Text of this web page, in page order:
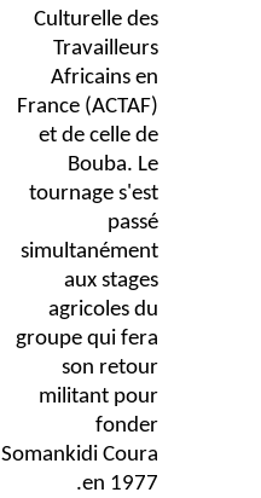
Culturelle des
Travailleurs
Africains en
France (ACTAF)
et de celle de
Bouba. Le
tournage s'est
passé
simultanément
aux stages
agricoles du
groupe qui fera
son retour
militant pour
fonder
Somankidi Coura
en 1977.